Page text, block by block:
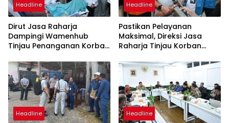
Headline
Dirut Jasa Raharja
Dampingi Wamenhub
Tinjau Penanganan Korban
PHC Surabaya
Headline
Pastikan Pelayanan
Maksimal, Direksi Jasa
Raharja Tinjau Korban
Sentosa II
Headline Headline